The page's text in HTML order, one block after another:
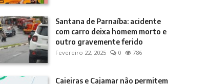
Santana de Parnaíba: acidente
com carro deixa homem morto e
outro gravemente ferido
Fevereiro 22, 2025 0 786
Caieiras e Cajamar não permitem